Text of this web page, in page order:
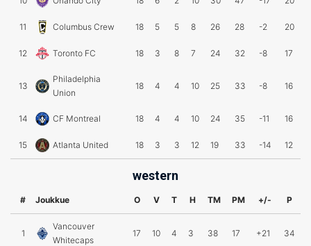
11 Columbus Crew 18 5 5 8 26 28 -2 20
12 Toronto FC 18 3 8 7 24 32 -8 17
13
Philadelphia
Union
18 4 4 10 25 33 -8 16
14 CF Montreal 18 4 4 10 24 35 -11 16
15 Atlanta United 18 3 3 12 19 33 -14 12
western
# Joukkue O V T H TM PM +/- P
1
Vancouver
Whitecaps
17 10 4 3 38 17 +21 34